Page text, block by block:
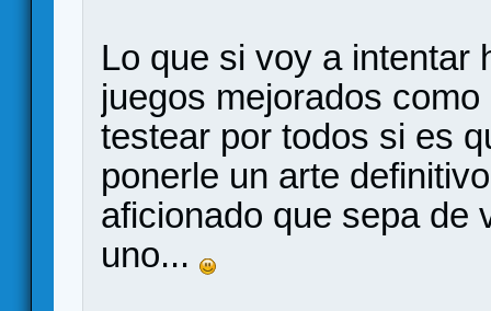
Lo que si voy a intentar
juegos mejorados
testear por todos si es
ponerle un arte
aficionado que sepa de
uno...